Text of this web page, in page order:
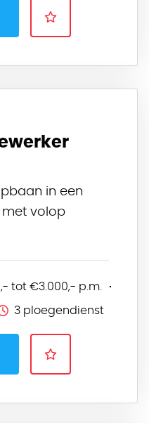
in een
volop
tot €3.000,- p.m.
3 ploegendienst